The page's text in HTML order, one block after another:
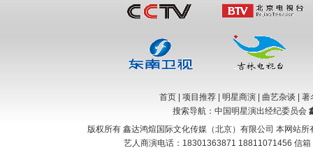
首页| 项目推荐| 明星商演| 曲艺杂谈
著
搜索导航：中国明星演出经纪委员会
版权所有 鑫达鸿煊国际文化传媒（北京）有限公司 本网站
艺人商演电话：18301363871 18811071456 信箱